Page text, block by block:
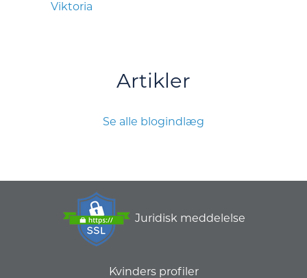
Viktoria
Artikler
Se alle blogindlæg
Juridisk meddelelse
Kvinders profiler